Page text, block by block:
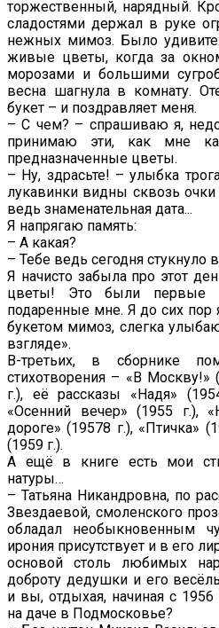
торжественный, нарядный.
сладостями держал в руке
нежных мимоз. Было
живые цветы, когда за
морозами и большими
весна шагнула в комнату.
букет – и поздравляет меня.
– С чем? – спрашиваю я,
принимаю эти, как мне
предназначенные цветы.
– Ну, здрасьте! – улыбка
лукавинки видны сквозь очки
ведь знаменательная дата...
Я напрягаю память:
– А какая?
– Тебе ведь сегодня стукнуло
Я начисто забыла про этот
цветы! Это были первые
подаренные мне. Я до сих
букетом мимоз, слегка
взгляде».
В-третьих, в сборнике
стихотворения – «В Москву!»
г.), её рассказы «Надя»
«Осенний вечер» (1955 г.),
дороге» (19578 г.), «Птичка»
(1959 г.).
А ещё в книге есть мои
натуры…
– Татьяна Никандровна, по
Звездаевой, смоленского
обладал необыкновенным
ирония присутствует и в его
основой столь любимых
доброту дедушки и его
и вы, отдыхая, начиная с
на даче в Подмосковье?